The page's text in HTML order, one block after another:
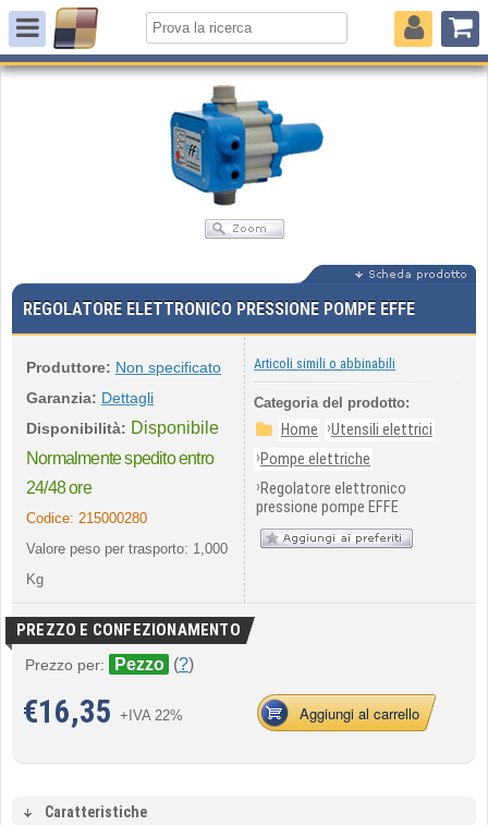
REGOLATORE ELETTRONICO PRESSIONE POMPE EFFE
Produttore: Non specificato
Garanzia: Dettagli
Disponibilità: Disponibile
Normalmente spedito entro
24/48 ore
Codice: 215000280
Valore peso per trasporto: 1,000
Kg
Articoli simili o abbinabili
Categoria del prodotto:
Home ›Utensili elettrici
›Pompe elettriche
›Regolatore elettronico
pressione pompe EFFE
PREZZO E CONFEZIONAMENTO
Prezzo per: Pezzo (?)
€16,35 +IVA 22% Aggiungi al carrello
Caratteristiche